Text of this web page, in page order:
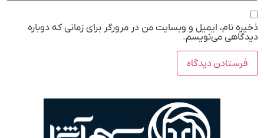
ذخیره نام، ایمیل و وبسایت من در مرورگر برای زمانی که دوباره
دیدگاهی می‌نویسم.